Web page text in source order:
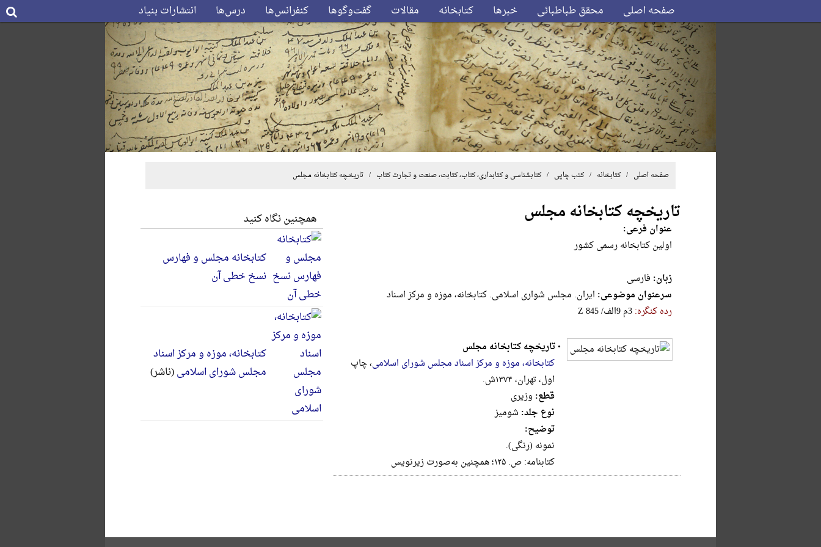
صفحه اصلی محقق طباطبائی خبرها کتابخانه مقالات گفت‌وگوها کنفرانس‌ها درس‌ها انتشارات بنیاد
صفحه اصلی / کتابخانه /کتب چاپی /کتابشناسی و کتابداری، کتاب، کتابت، صنعت و تجارت کتاب / تاریخچه کتابخانه مجلس
تاریخچه کتابخانه مجلس
عنوان فرعی:
اولین کتابخانه رسمی کشور
زبان: فارسی
سرعنوان موضوعی: ایران. مجلس شواری اسلامی. کتابخانه، موزه و مرکز اسناد
رده کنگره:‎Z‎ ‎8‎4‎5‎ ‎/‎الف‎9‎ ‎م‎3
•تاریخچه کتابخانه مجلس
کتابخانه، موزه و مرکز اسناد مجلس شورای اسلامی، چاپ
اول، تهران، ۱۳۷۴ش.
قطع: وزيرى
نوع جلد: شومیز
توضیح:
نمونه‌ (رنگی‌).
کتابنامه‌: ص‌. ۱۲۵؛ همچنین‌ به‌صورت‌ زیرنویس‌
همچنین نگاه کنید
کتابخانه مجلس و فهارس
نسخ خطی آن
کتابخانه، موزه و مرکز اسناد
مجلس شورای اسلامی(ناشر)